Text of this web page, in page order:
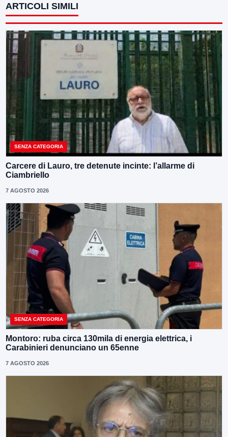
ARTICOLI SIMILI
SENZA CATEGORIA
Carcere di Lauro, tre detenute incinte: l’allarme di
Ciambriello
7 AGOSTO 2026
SENZA CATEGORIA
Montoro: ruba circa 130mila di energia elettrica, i
Carabinieri denunciano un 65enne
7 AGOSTO 2026